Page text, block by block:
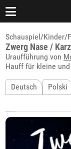
Schauspiel/Kinder/
Zwerg Nase /
Uraufführung von
Hauff für kleine
Deutsch Polski